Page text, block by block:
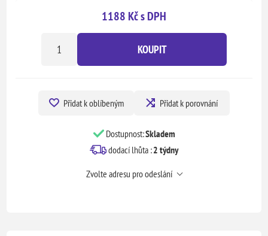
1188 Kč s DPH
KOUPIT
Přidat k oblíbeným Přidat k porovnání
Dostupnost:Skladem
dodací lhůta :2 týdny
Zvolte adresu pro odeslání